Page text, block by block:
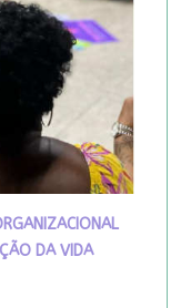
DA VIDA